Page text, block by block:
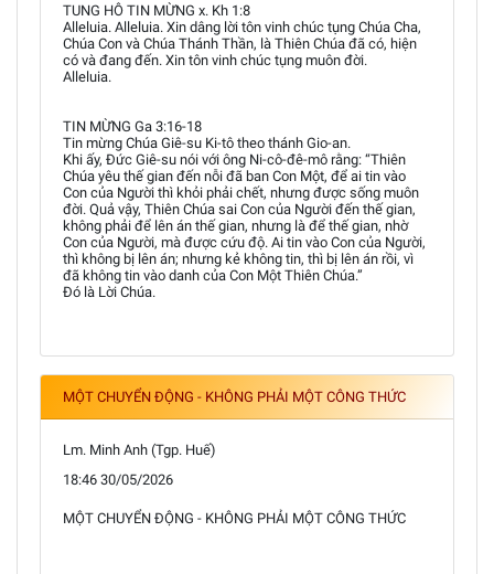
TUNG HÔ TIN MỪNG x. Kh 1:8
Alleluia. Alleluia. Xin dâng lời tôn vinh chúc tụng Chúa Cha,
Chúa Con và Chúa Thánh Thần, là Thiên Chúa đã có, hiện
có và đang đến. Xin tôn vinh chúc tụng muôn đời.
Alleluia.
TIN MỪNG Ga 3:16-18
Tin mừng Chúa Giê-su Ki-tô theo thánh Gio-an.
Khi ấy, Đức Giê-su nói với ông Ni-cô-đê-mô rằng: “Thiên
Chúa yêu thế gian đến nỗi đã ban Con Một, để ai tin vào
Con của Người thì khỏi phải chết, nhưng được sống muôn
đời. Quả vậy, Thiên Chúa sai Con của Người đến thế gian,
không phải để lên án thế gian, nhưng là để thế gian, nhờ
Con của Người, mà được cứu độ. Ai tin vào Con của Người,
thì không bị lên án; nhưng kẻ không tin, thì bị lên án rồi, vì
đã không tin vào danh của Con Một Thiên Chúa.”
Đó là Lời Chúa.
MỘT CHUYỂN ĐỘNG - KHÔNG PHẢI MỘT CÔNG THỨC
Lm. Minh Anh (Tgp. Huế)
18:46 30/05/2026
MỘT CHUYỂN ĐỘNG - KHÔNG PHẢI MỘT CÔNG THỨC